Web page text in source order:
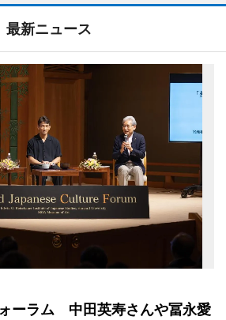
最新ニュース
ーラム 中田英寿さんや冨永愛